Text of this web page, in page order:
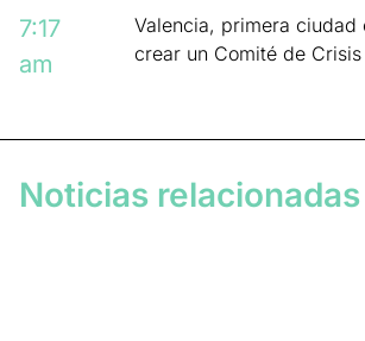
7:17
am
Valencia, primera ciudad
crear un Comité de
Noticias relacionadas